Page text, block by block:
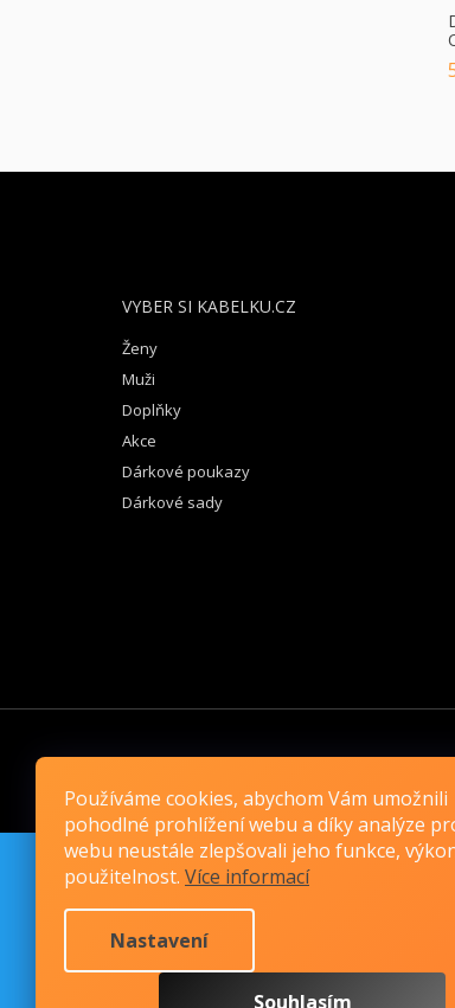
Používáme cookies, abychom Vám umožnili
pohodlné prohlížení webu a díky analýze
webu neustále zlepšovali jeho funkce,
použitelnost. Více informací
Nastavení
Souhlasím
VYBER SI KABELKU.CZ
Ženy
Muži
Doplňky
Akce
Dárkové poukazy
Dárkové sady